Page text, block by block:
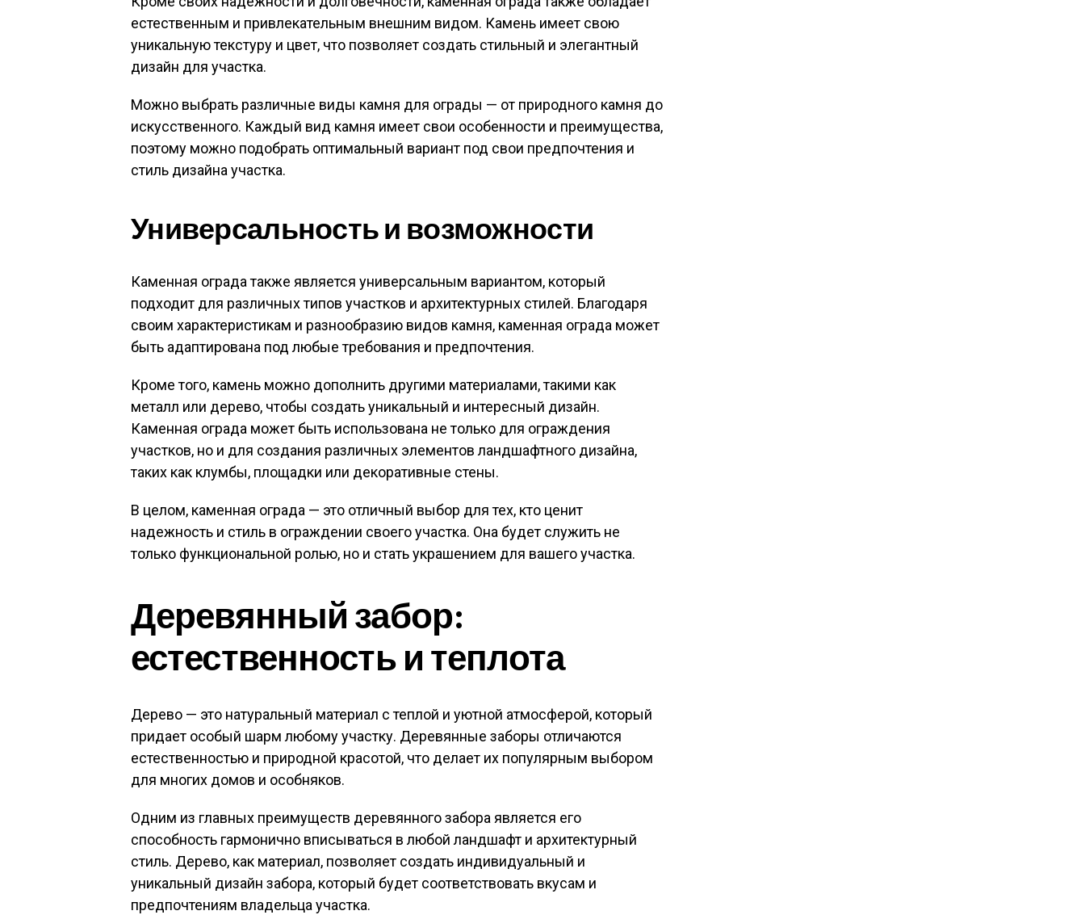
естественным и привлекательным внешним видом. Камень имеет свою
уникальную текстуру и цвет, что позволяет создать стильный и элегантный
дизайн для участка.
Можно выбрать различные виды камня для ограды — от природного камня до
искусственного. Каждый вид камня имеет свои особенности и преимущества,
поэтому можно подобрать оптимальный вариант под свои предпочтения и
стиль дизайна участка.
Универсальность и возможности
Каменная ограда также является универсальным вариантом, который
подходит для различных типов участков и архитектурных стилей. Благодаря
своим характеристикам и разнообразию видов камня, каменная ограда может
быть адаптирована под любые требования и предпочтения.
Кроме того, камень можно дополнить другими материалами, такими как
металл или дерево, чтобы создать уникальный и интересный дизайн.
Каменная ограда может быть использована не только для ограждения
участков, но и для создания различных элементов ландшафтного дизайна,
таких как клумбы, площадки или декоративные стены.
В целом, каменная ограда — это отличный выбор для тех, кто ценит
надежность и стиль в ограждении своего участка. Она будет служить не
только функциональной ролью, но и стать украшением для вашего участка.
Деревянный забор:
естественность и теплота
Дерево — это натуральный материал с теплой и уютной атмосферой, который
придает особый шарм любому участку. Деревянные заборы отличаются
естественностью и природной красотой, что делает их популярным выбором
для многих домов и особняков.
Одним из главных преимуществ деревянного забора является его
способность гармонично вписываться в любой ландшафт и архитектурный
стиль. Дерево, как материал, позволяет создать индивидуальный и
уникальный дизайн забора, который будет соответствовать вкусам и
предпочтениям владельца участка.